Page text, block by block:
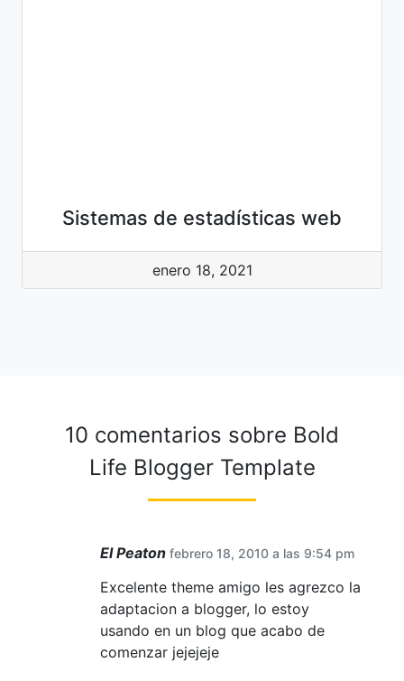
Sistemas de estadísticas web
enero 18, 2021
10 comentarios sobre Bold
Life Blogger Template
El Peaton febrero 18, 2010 a las 9:54 pm
Excelente theme amigo les agrezco la
adaptacion a blogger, lo estoy
usando en un blog que acabo de
comenzar jejejeje